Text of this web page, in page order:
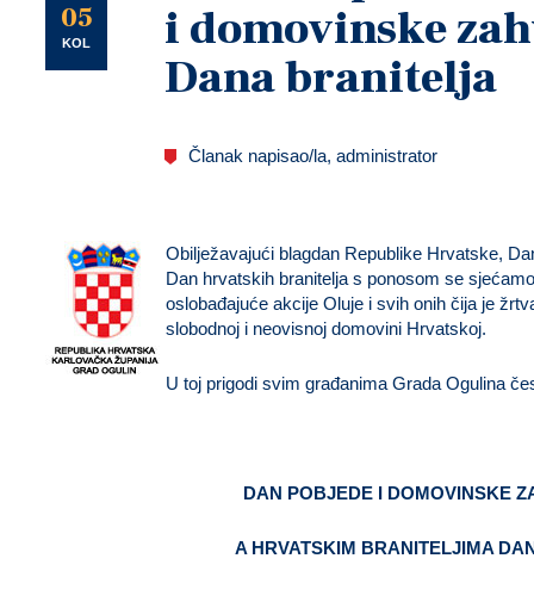
05
KOL
i domovinske
Dana branitelja
Članak napisao/la, administrator
Obilježavajući blagdan Republike Hrvatske,
Dan hrvatskih branitelja s ponosom se
oslobađajuće akcije Oluje i svih onih čija je
slobodnoj i neovisnoj domovini Hrvatskoj.
U toj prigodi svim građanima Grada Ogulina
DAN POBJEDE I DOMOVINSKE
A HRVATSKIM BRANITELJIMA